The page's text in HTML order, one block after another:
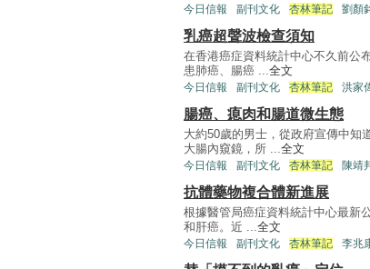
今日信報 副刊文化 杏林筆記 劉顏
乳癌超聲波檢查須知
在香港癌症資料統計中心不久前公
患肺癌、腸癌 ...全文
今日信報 副刊文化 杏林筆記 洪家
腸癌、瘜肉和腸道微生態
大約50歲的男士，從政府宣傳中知
大腸內窺鏡，所 ...全文
今日信報 副刊文化 杏林筆記 陳靖
抗體藥物複合體新進展
根據醫管局癌症資料統計中心最新
和肝癌。近 ...全文
今日信報 副刊文化 杏林筆記 李兆